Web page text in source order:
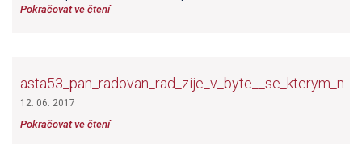
Pokračovat ve čtení
asta53_pan_radovan_rad_zije_v_byte__se_kterym_n
12. 06. 2017
Pokračovat ve čtení